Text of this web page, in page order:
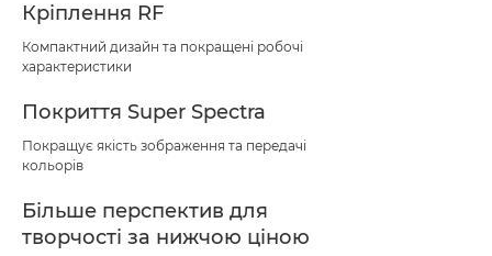
Кріплення RF
Компактний дизайн та покращені робочі
характеристики
Покриття Super Spectra
Покращує якість зображення та передачі
кольорів
Більше перспектив для
творчості за нижчою ціною